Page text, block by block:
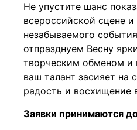
Не упустите шанс
всероссийской сцене и
незабываемого
отпразднуем Весну
творческим обменом и
ваш талант засияет на
радость и восхищение
Заявки принимаются